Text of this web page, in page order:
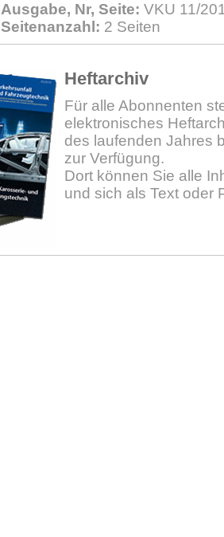
Ausgabe, Nr, Seite: VKU 11/
Seitenanzahl: 2 Seiten
Heftarchiv
Für alle Abonnenten
elektronisches
des laufenden Jahres
zur Verfügung.
Dort können Sie alle
und sich als Text oder